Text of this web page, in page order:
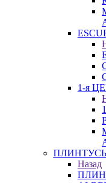
1-я
Назад